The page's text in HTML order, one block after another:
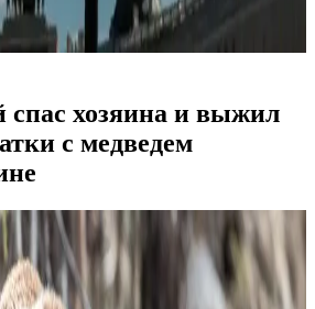
спас хозяина и выжил
с медведем